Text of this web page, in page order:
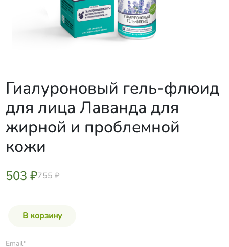
Гиалуроновый гель-флюид
для лица Лаванда для
жирной и проблемной
кожи
503 ₽755 ₽
Email*